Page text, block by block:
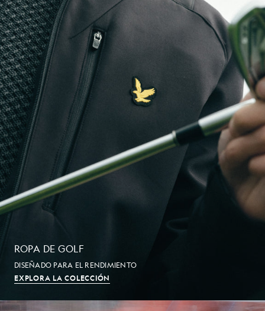
ROPA DE GOLF
DISEÑADO PARA EL RENDIMIENTO
EXPLORA LA COLECCIÓN